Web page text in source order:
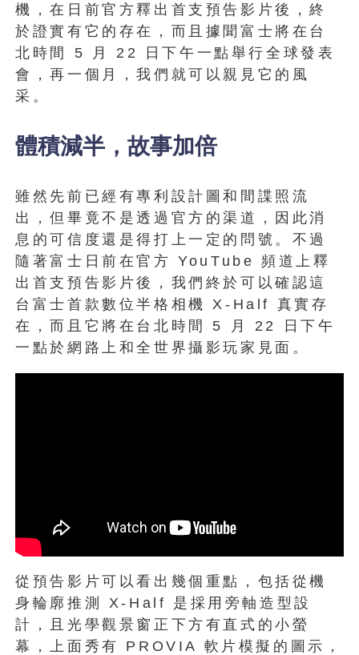
機，在日前官方釋出首支預告影片後，終
於證實有它的存在，而且據聞富士將在台
北時間 5 月 22 日下午一點舉行全球發表
會，再一個月，我們就可以親見它的風
采。
體積減半，故事加倍
雖然先前已經有專利設計圖和間諜照流
出，但畢竟不是透過官方的渠道，因此消
息的可信度還是得打上一定的問號。不過
隨著富士日前在官方 YouTube 頻道上釋
出首支預告影片後，我們終於可以確認這
台富士首款數位半格相機 X-Half 真實存
在，而且它將在台北時間 5 月 22 日下午
一點於網路上和全世界攝影玩家見面。
從預告影片可以看出幾個重點，包括從機
身輪廓推測 X-Half 是採用旁軸造型設
計，且光學觀景窗正下方有直式的小螢
幕，上面秀有 PROVIA 軟片模擬的圖示，